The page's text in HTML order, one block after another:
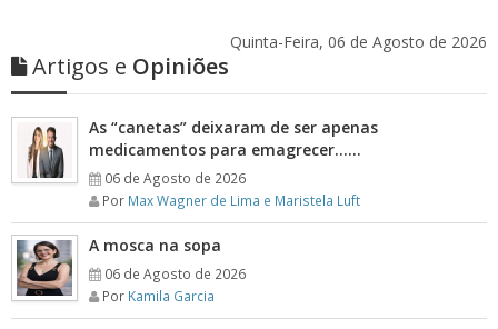
Quinta-Feira, 06 de Agosto de 2026
Artigos e Opiniões
As “canetas” deixaram de ser apenas
medicamentos para emagrecer……
06 de Agosto de 2026
Por Max Wagner de Lima e Maristela Luft
A mosca na sopa
06 de Agosto de 2026
Por Kamila Garcia